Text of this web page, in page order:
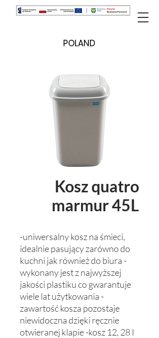
POLAND
Kosz quatro
marmur 45L
-uniwersalny kosz na śmieci,
idealnie pasujący zarówno do
kuchni jak również do biura -
wykonany jest z najwyższej
jakości plastiku co gwarantuje
wiele lat użytkowania -
zawartość kosza pozostaje
niewidoczna dzięki ręcznie
otwieranej klapie -kosz 12, 28 I